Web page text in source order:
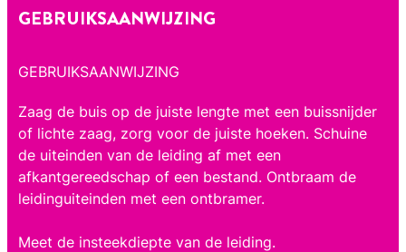
GEBRUIKSAANWIJZING
GEBRUIKSAANWIJZING
Zaag de buis op de juiste lengte met een buissnijder
of lichte zaag, zorg voor de juiste hoeken. Schuine
de uiteinden van de leiding af met een
afkantgereedschap of een bestand. Ontbraam de
leidinguiteinden met een ontbramer.
Meet de insteekdiepte van de leiding.